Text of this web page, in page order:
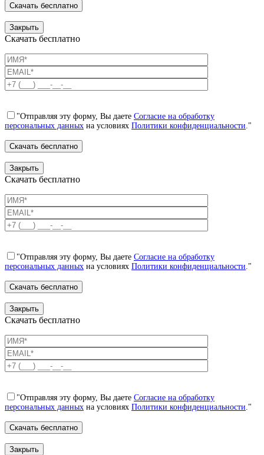
Закрыть
Скачать бесплатно
"Отправляя эту форму, Вы даете Согласие на обработку
персональных данных на условиях Политики конфиденциальности."
Закрыть
Скачать бесплатно
"Отправляя эту форму, Вы даете Согласие на обработку
персональных данных на условиях Политики конфиденциальности."
Закрыть
Скачать бесплатно
"Отправляя эту форму, Вы даете Согласие на обработку
персональных данных на условиях Политики конфиденциальности."
Закрыть